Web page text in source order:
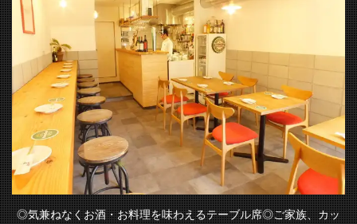
◎気兼ねなくお酒・お料理を味わえるテーブル席◎ご家族、カッ
お店情報をコピー
閉じる